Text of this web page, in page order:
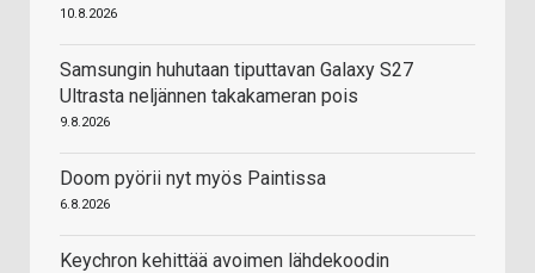
10.8.2026
Samsungin huhutaan tiputtavan Galaxy S27
Ultrasta neljännen takakameran pois
9.8.2026
Doom pyörii nyt myös Paintissa
6.8.2026
Keychron kehittää avoimen lähdekoodin